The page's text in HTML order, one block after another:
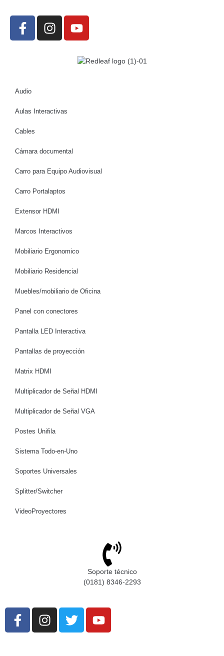
Audio
Aulas Interactivas
Cables
Cámara documental
Carro para Equipo Audiovisual
Carro Portalaptos
Extensor HDMI
Marcos Interactivos
Mobiliario Ergonomico
Mobiliario Residencial
Muebles/mobiliario de Oficina
Panel con conectores
Pantalla LED Interactiva
Pantallas de proyección
Matrix HDMI
Multiplicador de Señal HDMI
Multiplicador de Señal VGA
Postes Unifila
Sistema Todo-en-Uno
Soportes Universales
Splitter/Switcher
VideoProyectores
Soporte técnico
(0181) 8346-2293